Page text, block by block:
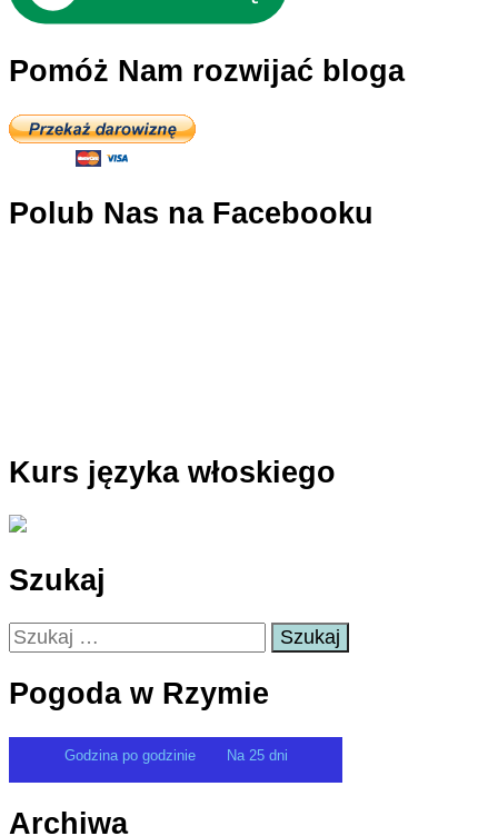
Pomóż Nam rozwijać bloga
Polub Nas na Facebooku
Kurs języka włoskiego
Szukaj
Szukaj:
Pogoda w Rzymie
Godzina po godzinie Na 25 dni
Archiwa